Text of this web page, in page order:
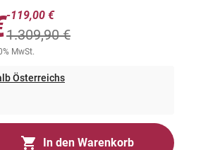
-119,00 €
1.309,90 €
MwSt.
Österreichs
In den Warenkorb